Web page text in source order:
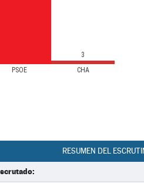
PSOE CHA
3
RESUMEN DEL